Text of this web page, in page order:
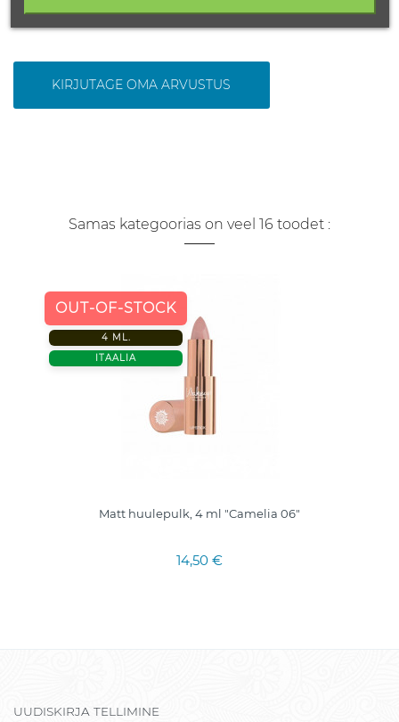
KIRJUTAGE OMA ARVUSTUS
Samas kategoorias on veel 16 toodet :
OUT-OF-STOCK
4 ML.
ITAALIA
Matt huulepulk, 4 ml "Camelia 06"
14,50 €
UUDISKIRJA TELLIMINE